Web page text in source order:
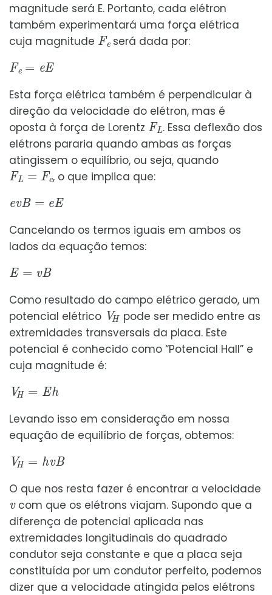
magnitude será E. Portanto, cada elétron
também experimentará uma força elétrica
cuja magnitude
Fe
será dada por:
Fe E
Esta força elétrica também é perpendicular à
direção da velocidade do elétron, mas é
oposta à força de Lorentz
FL
. Essa deflexão dos
elétrons pararia quando ambas as forças
atingissem o equilíbrio, ou seja, quando
FL=Fe
, o que implica que:
vB
Cancelando os termos iguais em ambos os
lados da equação temos:
E=
Como resultado do campo elétrico gerado, um
potencial elétrico
VH
pode ser medido entre as
extremidades transversais da placa. Este
potencial é conhecido como “Potencial Hall” e
cuja magnitude é:
VH h
Levando isso em consideração em nossa
equação de equilíbrio de forças, obtemos:
VH hv B
O que nos resta fazer é encontrar a velocidade
v
com que os elétrons viajam. Supondo que a
diferença de potencial aplicada nas
extremidades longitudinais do quadrado
condutor seja constante e que a placa seja
constituída por um condutor perfeito, podemos
dizer que a velocidade atingida pelos elétrons